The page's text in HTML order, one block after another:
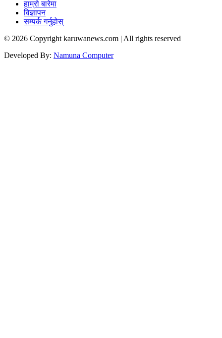
हाम्रो बारेमा
विज्ञापन
सम्पर्क गर्नुहोस्
© 2026 Copyright karuwanews.com | All rights reserved
Developed By: Namuna Computer